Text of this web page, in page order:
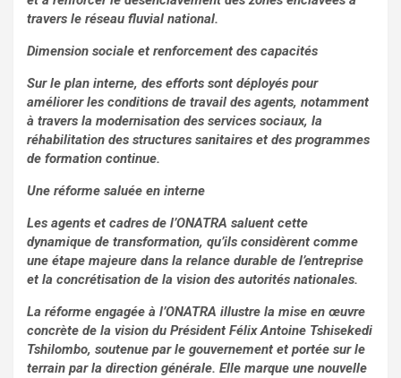
travers le réseau fluvial national.
Dimension sociale et renforcement des capacités
Sur le plan interne, des efforts sont déployés pour
améliorer les conditions de travail des agents, notamment
à travers la modernisation des services sociaux, la
réhabilitation des structures sanitaires et des programmes
de formation continue.
Une réforme saluée en interne
Les agents et cadres de l’ONATRA saluent cette
dynamique de transformation, qu’ils considèrent comme
une étape majeure dans la relance durable de l’entreprise
et la concrétisation de la vision des autorités nationales.
La réforme engagée à l’ONATRA illustre la mise en œuvre
concrète de la vision du Président Félix Antoine Tshisekedi
Tshilombo, soutenue par le gouvernement et portée sur le
terrain par la direction générale. Elle marque une nouvelle